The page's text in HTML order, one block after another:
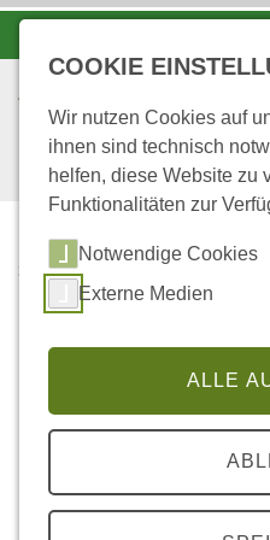
STARTSEITE
...
NEU AUF WALD.RLP.DE
Neue oder
Seiten auf
COOKIE
Wir nutzen Cookies auf
ihnen sind technisch
helfen, diese Website zu
Funktionalitäten zur
Notwendige Cookies
Externe Medien
ALLE